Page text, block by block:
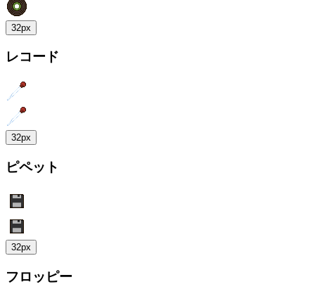
32px
レコード
32px
ピペット
32px
フロッピー